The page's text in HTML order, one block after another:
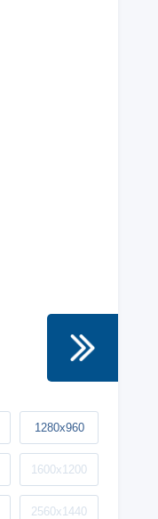
1280x960
1600x1200
2560x1440